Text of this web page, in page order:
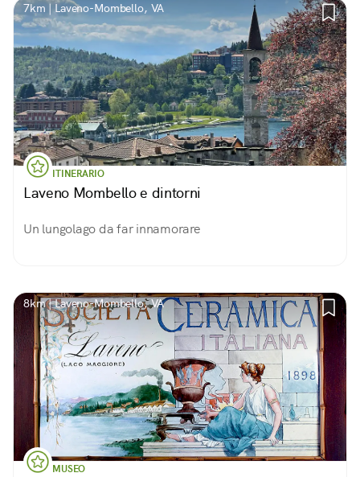
7km | Laveno-Mombello, VA
ITINERARIO
Laveno Mombello e dintorni
Un lungolago da far innamorare
8km | Laveno-Mombello, VA
MUSEO